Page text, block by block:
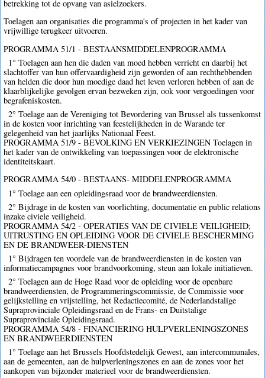
betrekking tot de opvang van asielzoekers.
Toelagen aan organisaties die programma's of projecten in het kader van
vrijwillige terugkeer uitvoeren.
PROGRAMMA 51/1 - BESTAANSMIDDELENPROGRAMMA
1° Toelagen aan hen die daden van moed hebben verricht en daarbij het
slachtoffer van hun offervaardigheid zijn geworden of aan rechthebbenden
van helden die door hun moedige daad het leven verloren hebben of aan de
klaarblijkelijke gevolgen ervan bezweken zijn, ook voor vergoedingen voor
begrafeniskosten.
2° Toelage aan de Vereniging tot Bevordering van Brussel als tussenkomst
in de kosten voor inrichting van feestelijkheden in de Warande ter
gelegenheid van het jaarlijks Nationaal Feest.
PROGRAMMA 51/9 - BEVOLKING EN VERKIEZINGEN Toelagen in
het kader van de ontwikkeling van toepassingen voor de elektronische
identiteitskaart.
PROGRAMMA 54/0 - BESTAANS- MIDDELENPROGRAMMA
1° Toelage aan een opleidingsraad voor de brandweerdiensten.
2° Bijdrage in de kosten van voorlichting, documentatie en public relations
inzake civiele veiligheid.
PROGRAMMA 54/2 - OPERATIES VAN DE CIVIELE VEILIGHEID;
UITRUSTING EN OPLEIDING VOOR DE CIVIELE BESCHERMING
EN DE BRANDWEER-DIENSTEN
1° Bijdragen ten voordele van de brandweerdiensten in de kosten van
informatiecampagnes voor brandvoorkoming, steun aan lokale initiatieven.
2° Toelagen aan de Hoge Raad voor de opleiding voor de openbare
brandweerdiensten, de Programmeringscommissie, de Commissie voor
gelijkstelling en vrijstelling, het Redactiecomité, de Nederlandstalige
Supraprovinciale Opleidingsraad en de Frans- en Duitstalige
Supraprovinciale Opleidingsraad.
PROGRAMMA 54/8 - FINANCIERING HULPVERLENINGSZONES
EN BRANDWEERDIENSTEN
1° Toelage aan het Brussels Hoofdstedelijk Gewest, aan intercommunales,
aan de gemeenten, aan de hulpverleningszones en aan de zones voor het
aankopen van bijzonder materieel voor de brandweerdiensten.